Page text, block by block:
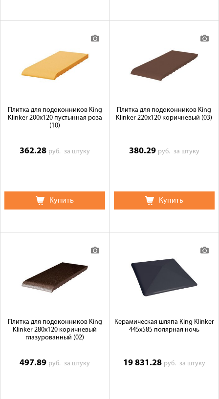
Плитка для подоконников King
Klinker 200х120 пустынная роза
(10)
362.28 руб.за штуку
Купить
Плитка для подоконников King
Klinker 220х120 коричневый (03)
380.29 руб. за штуку
Купить
Плитка для подоконников King
Klinker 280х120 коричневый
глазурованный (02)
497.89 руб.за штуку
Керамическая шляпа King Klinker
445х585 полярная ночь
19 831.28 руб. за штуку